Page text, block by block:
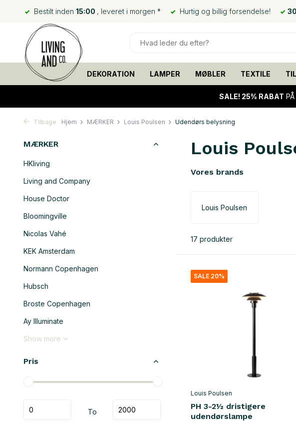
Bestilt inden 15:00 , leveret i morgen * Hurtig og billig forsendelse!
DEKORATION LAMPER MØBLER TEXTILE
SALE! 25% RABAT
Tilbage Hjem MÆRKER Louis Poulsen Udendørs belysning
MÆRKER
HKliving
Living and Company
House Doctor
Bloomingville
Nicolas Vahé
KEK Amsterdam
Normann Copenhagen
Hubsch
Broste Copenhagen
Ay Illuminate
Show more
Pris
To
Louis
Vores brands
Louis Poulsen
17 produkter
SALE 20%
Louis Poulsen
PH 3-2½ dristigere
udendørslampe